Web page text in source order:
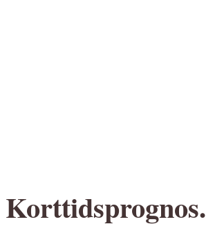
Korttidsprognos.